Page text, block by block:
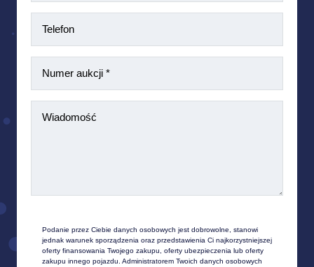
Podanie przez Ciebie danych osobowych jest dobrowolne, stanowi
jednak warunek sporządzenia oraz przedstawienia Ci najkorzystniejszej
oferty finansowania Twojego zakupu, oferty ubezpieczenia lub oferty
zakupu innego pojazdu. Administratorem Twoich danych osobowych